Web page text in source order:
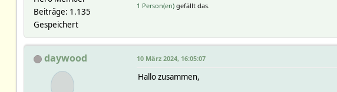
Beiträge: 1.135
Gespeichert
1 Person(en)gefällt das.
daywood 10 März 2024, 16:05:07
Hallo zusammen,